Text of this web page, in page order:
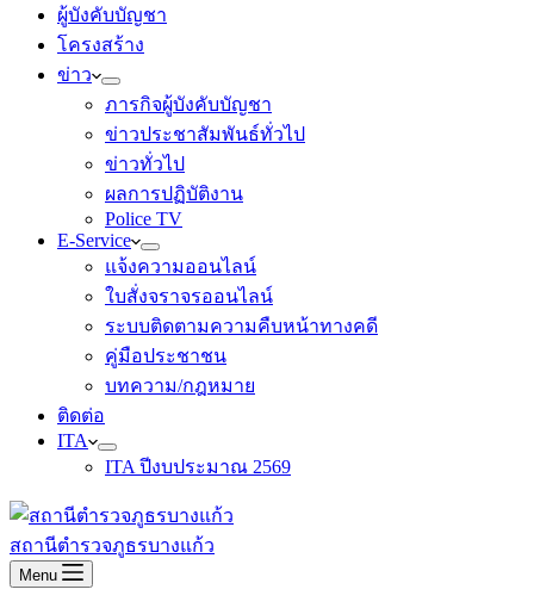
ผู้บังคับบัญชา
โครงสร้าง
ข่าว
ภารกิจผู้บังคับบัญชา
ข่าวประชาสัมพันธ์ทั่วไป
ข่าวทั่วไป
ผลการปฏิบัติงาน
Police TV
E-Service
แจ้งความออนไลน์
ใบสั่งจราจรออนไลน์
ระบบติดตามความคืบหน้าทางคดี
คู่มือประชาชน
บทความ/กฎหมาย
ติดต่อ
ITA
ITA ปีงบประมาณ 2569
สถานีตำรวจภูธรบางแก้ว
Menu